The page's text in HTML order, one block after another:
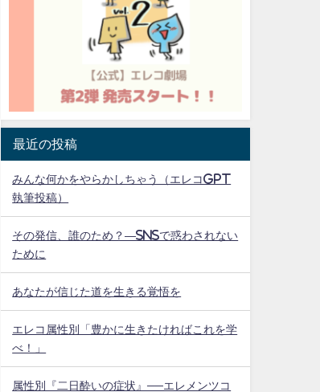
最近の投稿
みんな何かをやらかしちゃう（エレコGPT
執筆投稿）
その発信、誰のため？—SNSで惑わされない
ために
あなたが信じた道を生きる覚悟を
エレコ属性別「豊かに生きたければこれを学
べ！」
属性別『二日酔いの症状』──エレメンツコ